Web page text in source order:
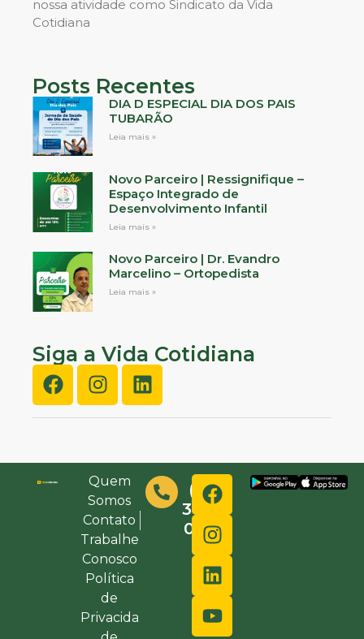
nossa atividade como Sindicato da Vida
Cotidiana
Posts Recentes
DIA D ESPECIAL DIA DOS PAIS
TUBARÃO
Leia mais »
Novo Parceiro | Ressignifique –
Espaço Integrado de
Desenvolvimento Infantil
Leia mais »
Novo Parceiro | Dr. Evandro
Marcelino – Ortopedista
Leia mais »
Siga a Vida Cotidiana
Quem
Somos
Contato
Trabalhe
Conosco
Política
de
Privacida
(48)
3632-
0000